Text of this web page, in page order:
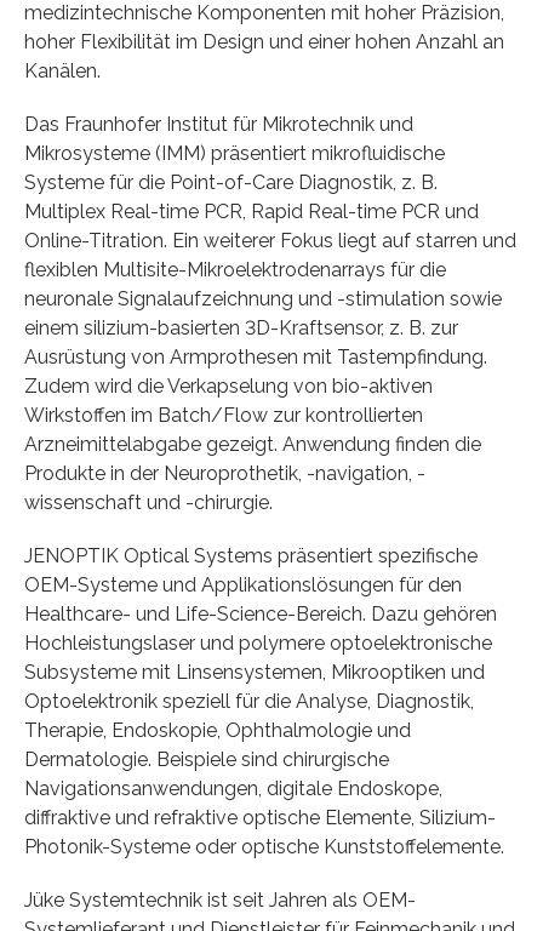
medizintechnische Komponenten mit hoher Präzision,
hoher Flexibilität im Design und einer hohen Anzahl an
Kanälen.
Das Fraunhofer Institut für Mikrotechnik und
Mikrosysteme (IMM) präsentiert mikrofluidische
Systeme für die Point-of-Care Diagnostik, z. B.
Multiplex Real-time PCR, Rapid Real-time PCR und
Online-Titration. Ein weiterer Fokus liegt auf starren und
flexiblen Multisite-Mikroelektrodenarrays für die
neuronale Signalaufzeichnung und -stimulation sowie
einem silizium-basierten 3D-Kraftsensor, z. B. zur
Ausrüstung von Armprothesen mit Tastempfindung.
Zudem wird die Verkapselung von bio-aktiven
Wirkstoffen im Batch/Flow zur kontrollierten
Arzneimittelabgabe gezeigt. Anwendung finden die
Produkte in der Neuroprothetik, -navigation, -
wissenschaft und -chirurgie.
JENOPTIK Optical Systems präsentiert spezifische
OEM-Systeme und Applikationslösungen für den
Healthcare- und Life-Science-Bereich. Dazu gehören
Hochleistungslaser und polymere optoelektronische
Subsysteme mit Linsensystemen, Mikrooptiken und
Optoelektronik speziell für die Analyse, Diagnostik,
Therapie, Endoskopie, Ophthalmologie und
Dermatologie. Beispiele sind chirurgische
Navigationsanwendungen, digitale Endoskope,
diffraktive und refraktive optische Elemente, Silizium-
Photonik-Systeme oder optische Kunststoffelemente.
Jüke Systemtechnik ist seit Jahren als OEM-